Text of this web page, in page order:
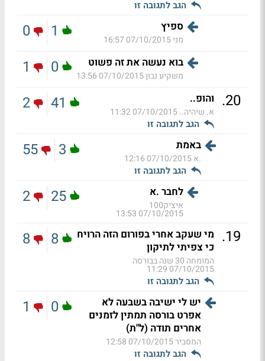
הגב לתגובה זו
ספיץ
מני07/10/2015 16:57
1
0
בוא נעשה את זה פשוט
משקיע נבון07/10/2015 13:56
0
1
20
. והופ..
א. שיהיה..07/10/2015 11:32
הגב לתגובה זו
41
2
באמת
.א07/10/2015 12:16
הגב לתגובה זו
3
55
לחבר .א
איציק100
07/10/2015 13:53
25
2
19
. מי שעקב אחרי בפורום הזה הרויח
כי צפיתי לתיקון
המומחה 30 שנה בבורסה
07/10/2015 11:29
הגב לתגובה זו
8
8
יש לי ישיבה בשבעה לא
אפרט בורסה תמתין לזמנים
אחרים תודה (ל"ת)
המסביר07/10/2015 12:58
הגב לתגובה זו
0
1